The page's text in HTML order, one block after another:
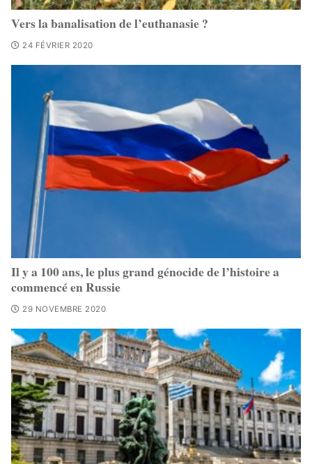
Vers la banalisation de l’euthanasie ?
24 FÉVRIER 2020
Il y a 100 ans, le plus grand génocide de l’histoire a
commencé en Russie
29 NOVEMBRE 2020